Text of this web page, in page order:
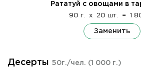
Рататуй с овощами в
90 г. x 20 шт. = 1
Заменить
Десерты 50г./чел. (1 000 г.)